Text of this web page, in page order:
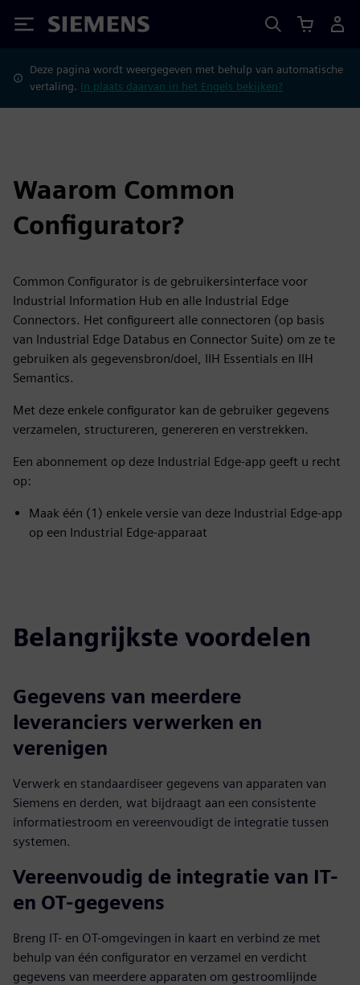
Siemens
Deze pagina wordt weergegeven met behulp van automatische
vertaling. In plaats daarvan in het Engels bekijken?
Waarom Common
Configurator?
Common Configurator is de gebruikersinterface voor
Industrial Information Hub en alle Industrial Edge
Connectors. Het configureert alle connectoren (op basis
van Industrial Edge Databus en Connector Suite) om ze te
gebruiken als gegevensbron/doel, IIH Essentials en IIH
Semantics.
Met deze enkele configurator kan de gebruiker gegevens
verzamelen, structureren, genereren en verstrekken.
Een abonnement op deze Industrial Edge-app geeft u recht
op:
Maak één (1) enkele versie van deze Industrial Edge-app
op een Industrial Edge-apparaat
Belangrijkste voordelen
Gegevens van meerdere
leveranciers verwerken en
verenigen
Verwerk en standaardiseer gegevens van apparaten van
Siemens en derden, wat bijdraagt aan een consistente
informatiestroom en vereenvoudigt de integratie tussen
systemen.
Vereenvoudig de integratie van IT-
en OT-gegevens
Breng IT- en OT-omgevingen in kaart en verbind ze met
behulp van één configurator en verzamel en verdicht
gegevens van meerdere apparaten om gestroomlijnde